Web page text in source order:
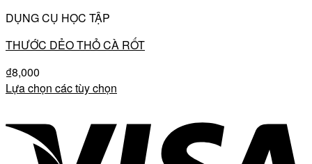
DỤNG CỤ HỌC TẬP
THƯỚC DẺO THỎ CÀ RỐT
₫8,000
Lựa chọn các tùy chọn